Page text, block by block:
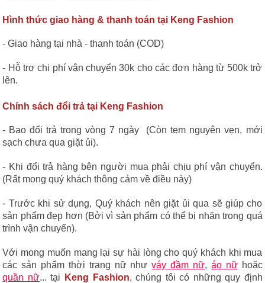
Hình thức giao hàng & thanh toán tại Keng Fashion
- Giao hàng tại nhà - thanh toán (COD)
- Hỗ trợ chi phí vận chuyển 30k cho các đơn hàng từ 500k trở
lên.
Chính sách đổi trả tại Keng Fashion
- Bao đổi trả trong vòng 7 ngày (Còn tem nguyên vẹn, mới
sạch chưa qua giặt ủi).
- Khi đổi trả hàng bên người mua phải chịu phí vận chuyển.
(Rất mong quý khách thông cảm về điều này)
- Trước khi sử dụng, Quý khách nên giặt ủi qua sẽ giúp cho
sản phẩm đẹp hơn (Bởi vì sản phẩm có thể bị nhăn trong quá
trình vận chuyển).
Với mong muốn mang lại sự hài lòng cho quý khách khi mua
các sản phẩm thời trang nữ nhưváy đầm nữ, áo nữhoặc
quần nữ... tại Keng Fashion, chúng tôi có những quy định